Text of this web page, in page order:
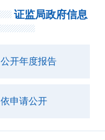
证监局政府信息
公开年度报告
依申请公开